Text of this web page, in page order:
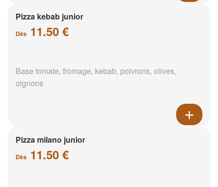
Pizza kebab junior
Dès 11.50 €
Base tomate, fromage, kebab, poivrons, olives,
oignons
Pizza milano junior
Dès 11.50 €